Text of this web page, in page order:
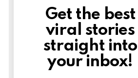
NEWSLETTER
Get the best
viral stories
straight into
your inbox!